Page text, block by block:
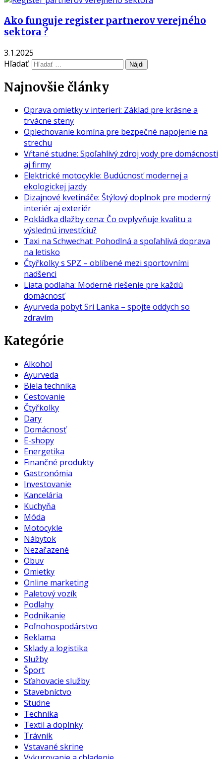
Ako funguje register partnerov verejného
sektora ?
3.1.2025
Hľadať:
Najnovšie články
Oprava omietky v interieri: Základ pre krásne a
trvácne steny
Oplechovanie komína pre bezpečné napojenie na
strechu
Vŕtané studne: Spoľahlivý zdroj vody pre domácnosti
aj firmy
Elektrické motocykle: Budúcnosť modernej a
ekologickej jazdy
Dizajnové kvetináče: Štýlový doplnok pre moderný
interiér aj exteriér
Pokládka dlažby cena: Čo ovplyvňuje kvalitu a
výslednú investíciu?
Taxi na Schwechat: Pohodlná a spoľahlivá doprava
na letisko
Čtyřkolky s SPZ – oblíbené mezi sportovními
nadšenci
Liata podlaha: Moderné riešenie pre každú
domácnosť
Ayurveda pobyt Sri Lanka – spojte oddych so
zdravím
Kategórie
Alkohol
Ayurveda
Biela technika
Cestovanie
Čtyřkolky
Dary
Domácnosť
E-shopy
Energetika
Finančné produkty
Gastronómia
Investovanie
Kancelária
Kuchyňa
Móda
Motocykle
Nábytok
Nezařazené
Obuv
Omietky
Online marketing
Paletový vozík
Podlahy
Podnikanie
Poľnohospodárstvo
Reklama
Sklady a logistika
Služby
Šport
Sťahovacie služby
Stavebníctvo
Studne
Technika
Textil a doplnky
Trávnik
Vstavané skrine